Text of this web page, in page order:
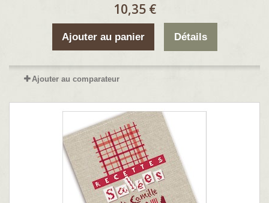
10,35 €
Ajouter au panier Détails
Ajouter au comparateur